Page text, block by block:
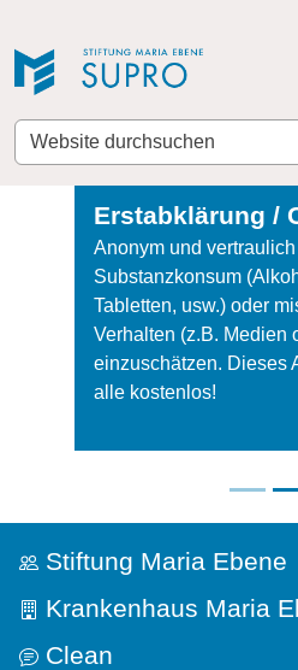
Website
durchsuchen
Erstabklärung /
Anonym und
Substanzkonsum
Tabletten, usw.) oder
Verhalten (z.B. Medien
einzuschätzen. Dieses
alle kostenlos!
Stiftung Maria Ebene
Krankenhaus Maria
Clean